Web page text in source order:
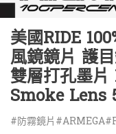
美國RIDE
風鏡鏡片 護
雙層打孔墨
Smoke Lens
#防霧鏡片